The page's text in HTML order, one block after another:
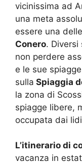
vicinissima ad
una meta
essere una
Conero. Diversi
non perdere
e le sue
sulla Spiaggia
la zona di
spiagge libere,
occupata dai
L’itinerario di
vacanza in